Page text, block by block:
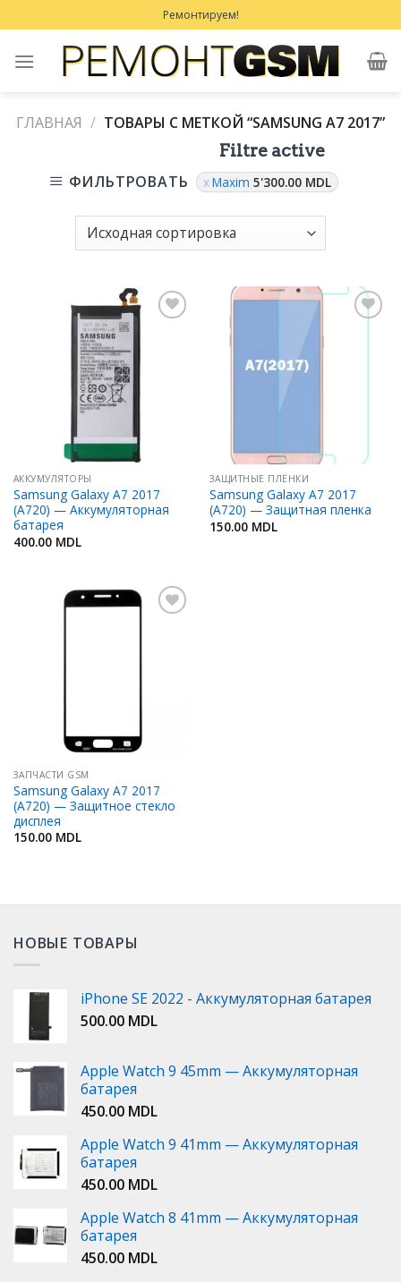
to
content
Ремонтируем!
ГЛАВНАЯ / ТОВАРЫ С МЕТКОЙ “SAMSUNG A7 2017”
ФИЛЬТРОВАТЬ
Filtre active
Maxim5'300.00 MDL
Добавить
Избранное
АККУМУЛЯТОРЫ
Samsung Galaxy A7 2017
(A720) — Аккумуляторная
батарея
400.00 MDL
ЗАЩИТНЫЕ ПЛЁНКИ
Samsung Galaxy A7 2017
(A720) — Защитная пленка
150.00 MDL
ЗАПЧАСТИ GSM
Samsung Galaxy A7 2017
(A720) — Защитное стекло
дисплея
150.00 MDL
НОВЫЕ ТОВАРЫ
iPhone SE 2022 - Аккумуляторная батарея
500.00 MDL
Apple Watch 9 45mm — Аккумуляторная
батарея
450.00 MDL
Apple Watch 9 41mm — Аккумуляторная
батарея
450.00 MDL
Apple Watch 8 41mm — Аккумуляторная
батарея
450.00 MDL